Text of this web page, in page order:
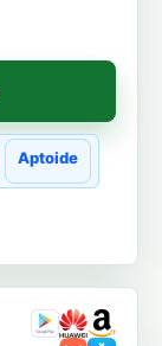
Aptoide